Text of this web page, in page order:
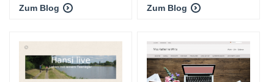
Zum Blog Zum Blog